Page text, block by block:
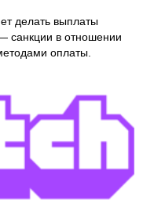
делать выплаты
санкции в отношении
оплаты.